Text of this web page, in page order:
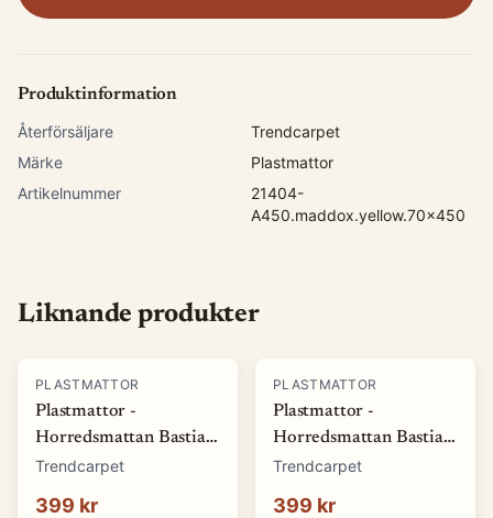
Produktinformation
Återförsäljare
Trendcarpet
Märke
Plastmattor
Artikelnummer
21404-
A450.maddox.yellow.70x450
Liknande produkter
PLASTMATTOR
Plastmattor -
Horredsmattan Bastian
(grön) (Storlek: 70 x 50
Trendcarpet
399 kr
PLASTMATTOR
Plastmattor -
Horredsmattan Bastian
(röd) (Storlek: 70 x 50
Trendcarpet
399 kr